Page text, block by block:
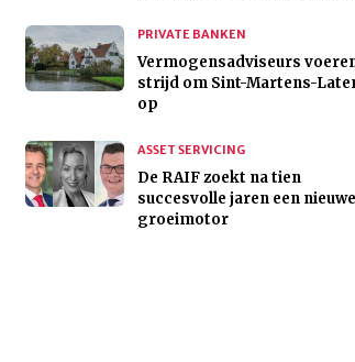
PRIVATE BANKEN
Vermogensadviseurs
strijd om Sint-Martens-
op
ASSET SERVICING
De RAIF zoekt na tien
succesvolle jaren een nieuwe
groeimotor